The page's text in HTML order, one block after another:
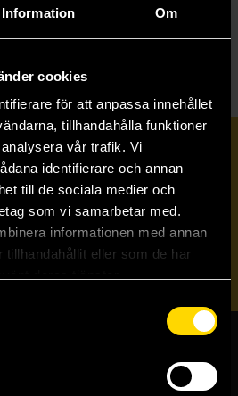
Information Om
cookies
för att anpassa innehållet
tillhandahålla funktioner
vår trafik. Vi
identifierare och annan
till de sociala medier och
som vi samarbetar med.
informationen med annan
tillhandahållit eller som de har
& MÅLA TECKNAD SERIE
vårt nyhetsbrev
Veckobrevet
Skicka